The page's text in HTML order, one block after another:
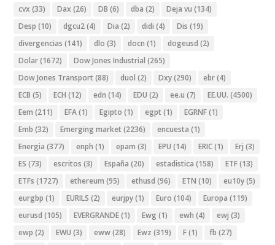
cvx (33) Dax (26) DB (6) dba (2) Deja vu (134)
Desp (10) dgcu2(4) Dia (2) didi (4) Dis (19)
divergencias (141) dlo (3) docn (1) dogeusd (2)
Dolar(1672) Dow Jones Industrial (265)
Dow Jones Transport (88) duol (2) Dxy(290) ebr(4)
ECB (5) ECH (12) edn (14) EDU (2) ee.u (7) EE.UU. (4500)
Eem (211) EFA(1) Egipto (1) egpt (1) EGRNF(1)
Emb (32) Emerging market (2236) encuesta (1)
Energia (377) enph (1) epam (3) EPU (14) ERIC(1) Erj (3)
ES (73) escritos (3) España (20) estadistica (158) ETF(13)
ETFs (1727) ethereum (95) ethusd (96) ETN (10) eu10y(5)
eurgbp (1) EURILS (2) eurjpy(1) Euro (104) Europa (119)
eurusd (105) EVERGRANDE(1) Ewg (1) ewh (4) ewj (3)
ewp (2) EWU (3) eww(28) Ewz (319) F(1) fb (27)